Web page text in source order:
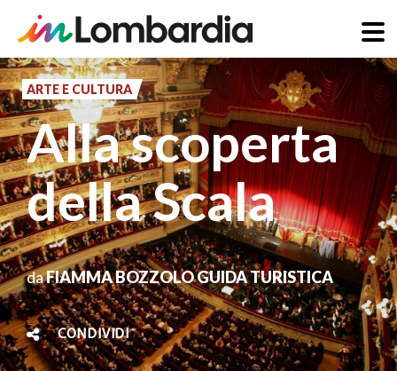
Salta
al
contenuto
principale
ARTE E CULTURA
Alla scoperta
della Scala
daFIAMMA BOZZOLO GUIDA TURISTICA
CONDIVIDI